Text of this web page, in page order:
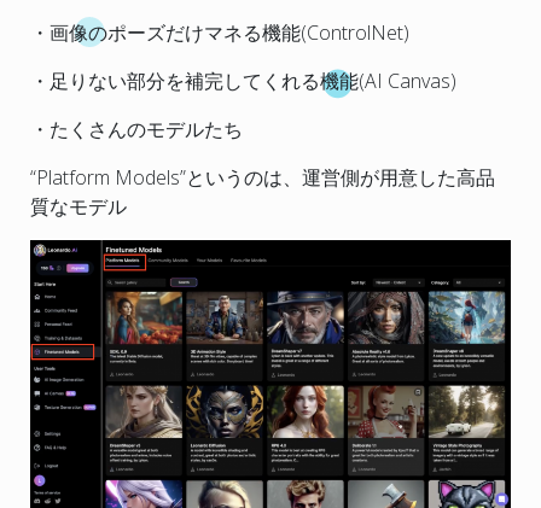
・画像のポーズだけマネる機能(ControlNet)
・足りない部分を補完してくれる機能(AI Canvas)
・たくさんのモデルたち
“Platform Models”というのは、運営側が用意した高品
質なモデル